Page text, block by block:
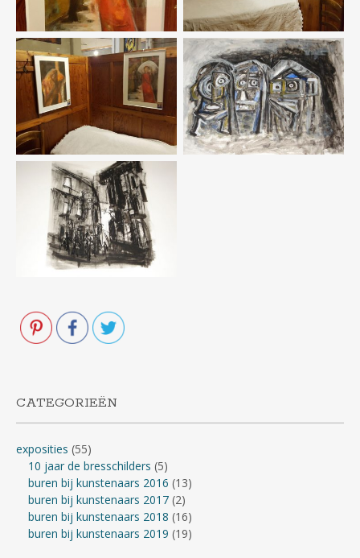
CATEGORIEËN
exposities (55)
10 jaar de bresschilders (5)
buren bij kunstenaars 2016 (13)
buren bij kunstenaars 2017 (2)
buren bij kunstenaars 2018 (16)
buren bij kunstenaars 2019 (19)